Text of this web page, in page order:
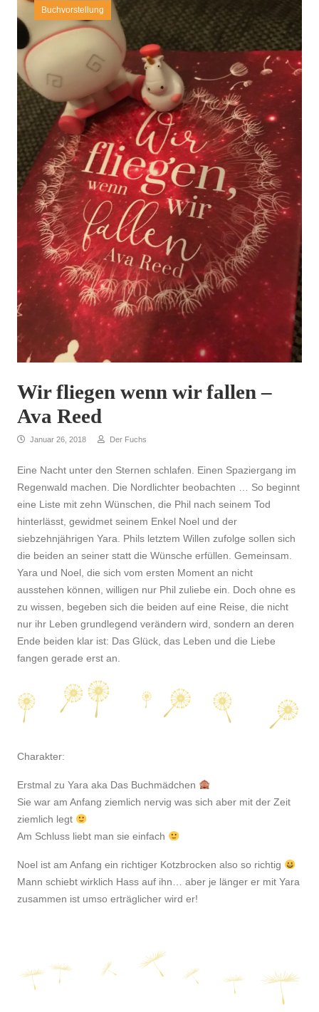
Buchvorstellung
Wir fliegen wenn wir fallen –
Ava Reed
Januar 26, 2018 Der Fuchs
Eine Nacht unter den Sternen schlafen. Einen Spaziergang im
Regenwald machen. Die Nordlichter beobachten … So beginnt
eine Liste mit zehn Wünschen, die Phil nach seinem Tod
hinterlässt, gewidmet seinem Enkel Noel und der
siebzehnjährigen Yara. Phils letztem Willen zufolge sollen sich
die beiden an seiner statt die Wünsche erfüllen. Gemeinsam.
Yara und Noel, die sich vom ersten Moment an nicht
ausstehen können, willigen nur Phil zuliebe ein. Doch ohne es
zu wissen, begeben sich die beiden auf eine Reise, die nicht
nur ihr Leben grundlegend verändern wird, sondern an deren
Ende beiden klar ist: Das Glück, das Leben und die Liebe
fangen gerade erst an.
Charakter:
Erstmal zu Yara aka Das Buchmädchen
Sie war am Anfang ziemlich nervig was sich aber mit der Zeit
ziemlich legt
Am Schluss liebt man sie einfach
Noel ist am Anfang ein richtiger Kotzbrocken also so richtig
Mann schiebt wirklich Hass auf ihn… aber je länger er mit Yara
zusammen ist umso erträglicher wird er!
SEITENLEISTE